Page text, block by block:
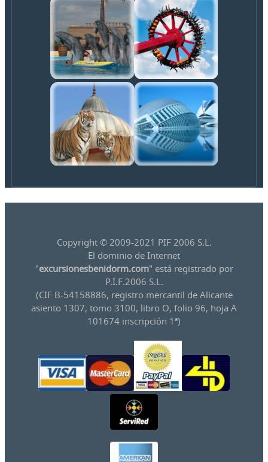
Copyright © 2009-2021 PIF 2006 S.L.
El dominio de Internet
"excursionesbenidorm.com" está registrado por
P.I.F.2006 S.L.
(CIF B-54158886, registro mercantil de Alicante
asiento 1307, tomo 3100, libro O, folio 96, hoja A
101674 inscripción 1ª)